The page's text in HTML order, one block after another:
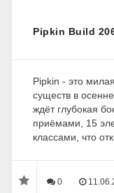
Pipkin Build
Pipkin - это
существ в
ждёт глубокая
приёмами, 15
классами, что
0